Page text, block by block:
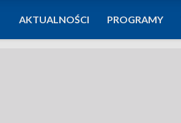
AKTUALNOŚCI PROGRAMY